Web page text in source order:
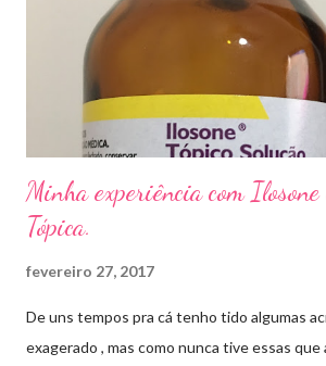
duas vezes ao dia. Eu já passei por isso, pelo
sapato fechado e apertado . E utilizei o
um agente antifúngico sintético para
Minha experiência com Ilosone
Tópica.
fevereiro 27, 2017
De uns tempos pra cá tenho tido algumas
exagerado , mas como nunca tive essas que